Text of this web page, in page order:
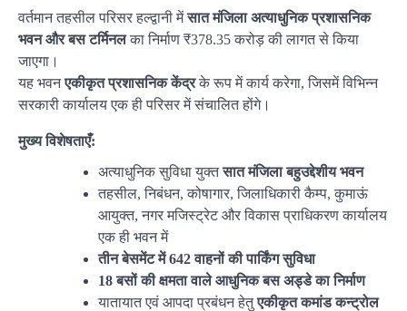
वर्तमान तहसील परिसर हल्द्वानी मेंसात मंजिला अत्याधुनिक प्रशासनिक
भवन और बस टर्मिनलका निर्माण ₹378.35 करोड़ की लागत से किया
जाएगा।
यह भवनएकीकृत प्रशासनिक केंद्रके रूप में कार्य करेगा, जिसमें विभिन्न
सरकारी कार्यालय एक ही परिसर में संचालित होंगे।
मुख्य विशेषताएँ:
अत्याधुनिक सुविधा युक्तसात मंजिला बहुउद्देशीय भवन
तहसील, निबंधन, कोषागार, जिलाधिकारी कैम्प, कुमाऊं
आयुक्त, नगर मजिस्ट्रेट और विकास प्राधिकरण कार्यालय
एक ही भवन में
तीन बेसमेंट में 642 वाहनों की पार्किंग सुविधा
18 बसों की क्षमता वाले आधुनिक बस अड्डे का निर्माण
यातायात एवं आपदा प्रबंधन हेतुएकीकृत कमांड कन्ट्रोल